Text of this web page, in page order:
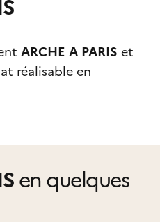
ARCHE A PARIS et
réalisable en
en quelques